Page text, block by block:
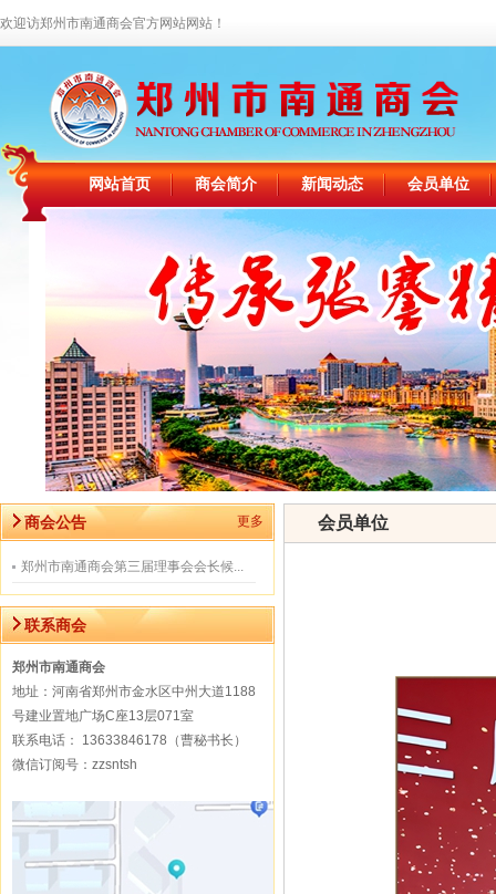
欢迎访郑州市南通商会官方网站网站！
网站首页 商会简介 新闻动态 会员单位
商会公告 更多
郑州市南通商会第三届理事会会长候...
联系商会
郑州市南通商会
地址：河南省郑州市金水区中州大道1188
号建业置地广场C座13层071室
联系电话： 13633846178（曹秘书长）
微信订阅号：zzsntsh
会员单位